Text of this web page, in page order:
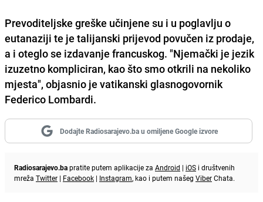
Prevoditeljske greške učinjene su i u poglavlju o
eutanaziji te je talijanski prijevod povučen iz prodaje,
a i oteglo se izdavanje francuskog. "Njemački je jezik
izuzetno kompliciran, kao što smo otkrili na nekoliko
mjesta", objasnio je vatikanski glasnogovornik
Federico Lombardi.
Dodajte Radiosarajevo.ba u omiljene Google izvore
Radiosarajevo.bapratite putem aplikacije za Android | iOS i društvenih
mreža Twitter | Facebook | Instagram, kao i putem našeg ViberChata.